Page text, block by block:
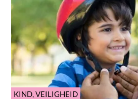
KIND,VEILIGHEID